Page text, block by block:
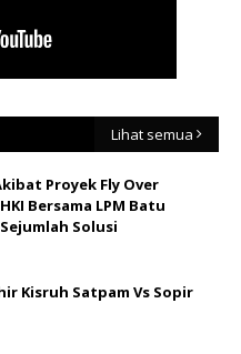
Lihat semua
Proyek Fly Over
Bersama LPM Batu
Solusi
Kisruh Satpam Vs Sopir